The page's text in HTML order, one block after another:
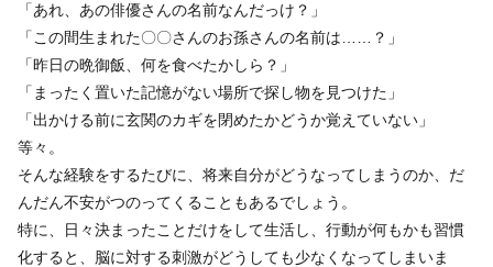
「あれ、あの俳優さんの名前なんだっけ？」
「この間生まれた〇〇さんのお孫さんの名前は……？」
「昨日の晩御飯、何を食べたかしら？」
「まったく置いた記憶がない場所で探し物を見つけた」
「出かける前に玄関のカギを閉めたかどうか覚えていない」
等々。
そんな経験をするたびに、将来自分がどうなってしまうのか、だ
んだん不安がつのってくることもあるでしょう。
特に、日々決まったことだけをして生活し、行動が何もかも習慣
化すると、脳に対する刺激がどうしても少なくなってしまいま